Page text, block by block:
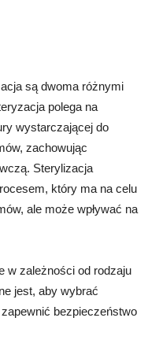
są dwoma różnymi
polega na
wystarczającej do
zachowując
Sterylizacja
który ma na celu
ale może wpływać na
w zależności od rodzaju
jest, aby wybrać
bezpieczeństwo